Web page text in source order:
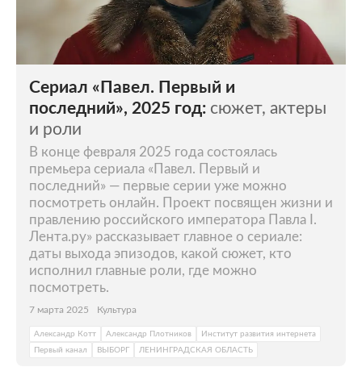
Сериал «Павел. Первый и
последний», 2025 год: сюжет, актеры
и роли
В конце февраля 2025 года состоялась
премьера сериала «Павел. Первый и
последний» — первые серии уже можно
посмотреть онлайн. Проект посвящен жизни и
правлению российского императора Павла I.
Лента.ру» рассказывает главное о сериале:
даты выхода эпизодов, какой сюжет, кто
исполнил главные роли, где можно
посмотреть.
7 марта 2025 Культура
Александр Котт Александр Плотников
Институт развития интернета
Первый канал
ВЫБОРГ ЛЕНИНГРАДСКАЯ ОБЛАСТЬ